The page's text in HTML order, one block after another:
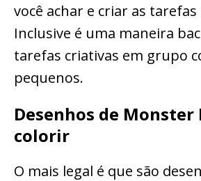
você achar e criar as tarefas
Inclusive é uma maneira
tarefas criativas em grupo
pequenos.
Desenhos de Monster
colorir
O mais legal é que são